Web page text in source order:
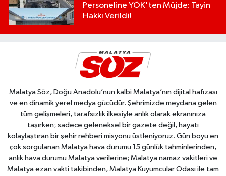
Personeline YÖK'ten Müjde: Tayin
Hakkı Verildi!
Malatya Söz, Doğu Anadolu’nun kalbi Malatya’nın dijital hafızası
ve en dinamik yerel medya gücüdür. Şehrimizde meydana gelen
tüm gelişmeleri, tarafsızlık ilkesiyle anlık olarak ekranınıza
taşırken; sadece geleneksel bir gazete değil, hayatı
kolaylaştıran bir şehir rehberi misyonu üstleniyoruz. Gün boyu en
çok sorgulanan Malatya hava durumu 15 günlük tahminlerinden,
anlık hava durumu Malatya verilerine; Malatya namaz vakitleri ve
Malatya ezan vakti takibinden, Malatya Kuyumcular Odası ile tam